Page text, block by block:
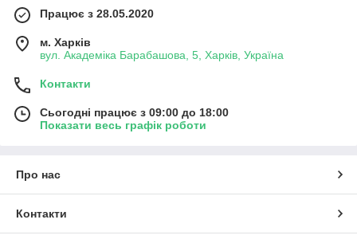
Працює з 28.05.2020
м. Харків
вул. Академіка Барабашова, 5, Харків, Україна
Контакти
Сьогодні працює з 09:00 до 18:00
Показати весь графік роботи
Про нас
Контакти